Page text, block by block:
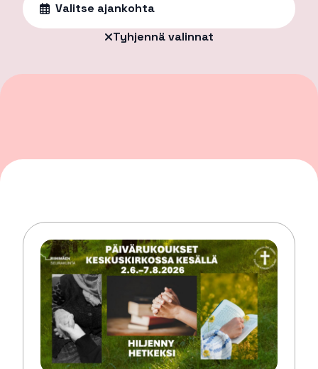
Valitse ajankohta
Tyhjennä valinnat